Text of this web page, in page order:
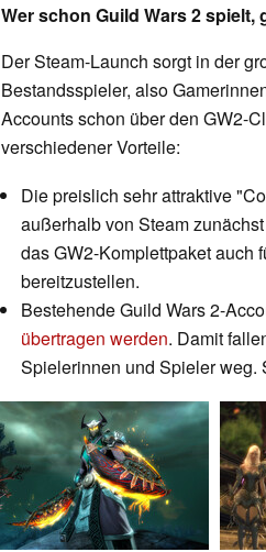
Wer schon Guild Wars 2 spielt,
Der Steam-Launch sorgt in der
Bestandsspieler, also
Accounts schon über den GW2-
verschiedener Vorteile:
Die preislich sehr attraktive
außerhalb von Steam
das GW2-Komplettpaket auch
bereitzustellen.
Bestehende Guild Wars 2-
übertragen werden. Damit
Spielerinnen und Spieler weg.